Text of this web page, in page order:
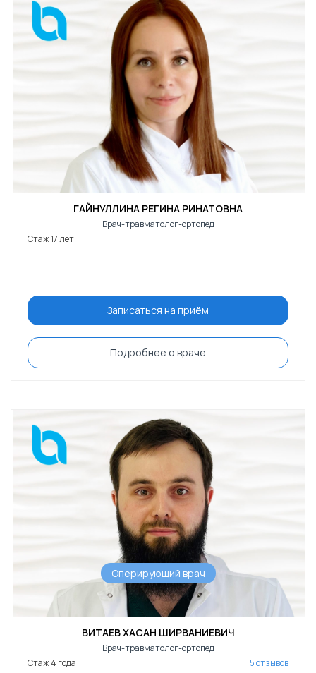
ГАЙНУЛЛИНА РЕГИНА РИНАТОВНА
Врач-травматолог-ортопед
Стаж 17 лет
Записаться на приём
Подробнее о враче
Оперирующий врач
ВИТАЕВ ХАСАН ШИРВАНИЕВИЧ
Врач-травматолог-ортопед
Стаж 4 года
5 отзывов